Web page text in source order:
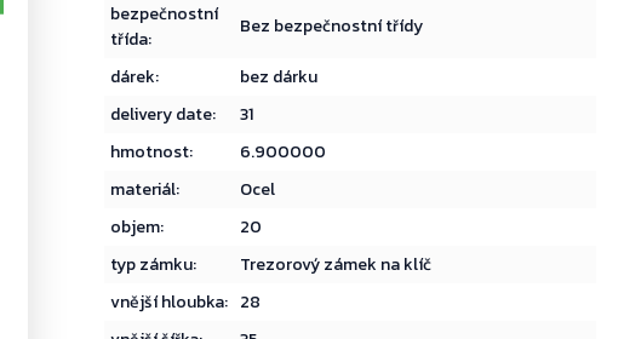
bezpečnostní
třída:
Bez bezpečnostní třídy
dárek:
bez dárku
delivery date:
31
hmotnost:
6.900000
materiál:
Ocel
objem:
20
typ zámku:
Trezorový zámek na klíč
vnější hloubka: 28